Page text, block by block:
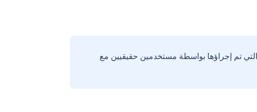
تم إجراؤها بواسطة مستخدمين حقيقيين مع